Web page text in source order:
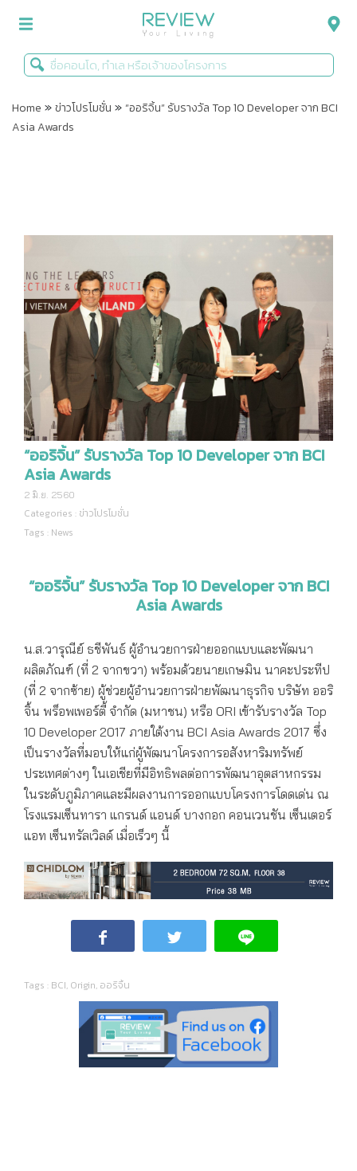
รีวิวคอนโด
Infographic
ข่าวโปรโมชั่น
Home »ข่าวโปรโมชั่น »“ออริจิ้น” รับรางวัล Top 10 Developer จาก BCI
Asia Awards
“ออริจิ้น” รับรางวัล Top 10 Developer จาก BCI
Asia Awards
2 มิ.ย. 2560
Categories : ข่าวโปรโมชั่น
Tags : News
“ออริจิ้น” รับรางวัล Top 10 Developer จาก BCI
Asia Awards
น.ส.วารุณีย์ ธชีพันธ์ ผู้อำนวยการฝ่ายออกแบบและพัฒนา
ผลิตภัณฑ์ (ที่ 2 จากขวา) พร้อมด้วยนายเกษมิน นาคะประทีป
(ที่ 2 จากซ้าย) ผู้ช่วยผู้อำนวยการฝ่ายพัฒนาธุรกิจ บริษัท ออริ
จิ้น พร็อพเพอร์ตี้ จำกัด (มหาชน) หรือ ORI เข้ารับรางวัล Top
10 Developer 2017 ภายใต้งาน BCI Asia Awards 2017 ซึ่ง
เป็นรางวัลที่มอบให้แก่ผู้พัฒนาโครงการอสังหาริมทรัพย์
ประเทศต่างๆ ในเอเชียที่มีอิทธิพลต่อการพัฒนาอุตสาหกรรม
ในระดับภูมิภาคและมีผลงานการออกแบบโครงการโดดเด่น ณ
โรงแรมเซ็นทารา แกรนด์ แอนด์ บางกอก คอนเวนชัน เซ็นเตอร์
แอท เซ็นทรัลเวิลด์ เมื่อเร็วๆ นี้
Tags : BCI, Origin, ออริจิ้น